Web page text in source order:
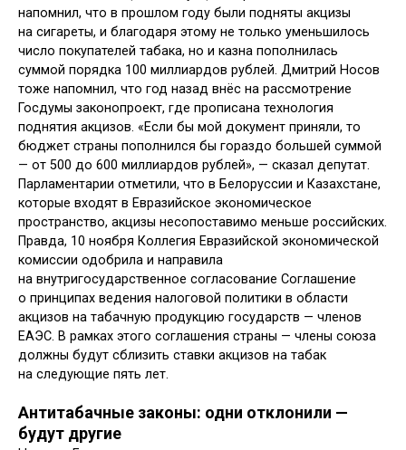
напомнил, что в прошлом году были подняты акцизы
на сигареты, и благодаря этому не только уменьшилось
число покупателей табака, но и казна пополнилась
суммой порядка 100 миллиардов рублей. Дмитрий Носов
тоже напомнил, что год назад внёс на рассмотрение
Госдумы законопроект, где прописана технология
поднятия акцизов. «Если бы мой документ приняли, то
бюджет страны пополнился бы гораздо большей суммой
— от 500 до 600 миллиардов рублей», — сказал депутат.
Парламентарии отметили, что в Белоруссии и Казахстане,
которые входят в Евразийское экономическое
пространство, акцизы несопоставимо меньше российских.
Правда, 10 ноября Коллегия Евразийской экономической
комиссии одобрила и направила
на внутригосударственное согласование Соглашение
о принципах ведения налоговой политики в области
акцизов на табачную продукцию государств — членов
ЕАЭС. В рамках этого соглашения страны — члены союза
должны будут сблизить ставки акцизов на табак
на следующие пять лет.
Антитабачные законы: одни отклонили —
будут другие